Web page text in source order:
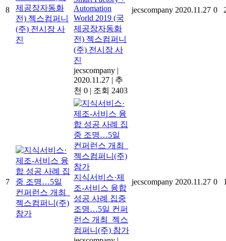
8
Automation
World 2019 (국
제공장자동화
전) 젝스컴퍼니
(주) 전시장 사
진
jecscompany |
2020.11.27 | 추
천 0 | 조회 2403
jecscompany 2020.11.27 0
7
지식서비스·제
조-서비스 융합
성공 사례 집중
조명…5일 컨퍼
런스 개최_젝스
컴퍼니(주) 참가
jecscompany 2020.11.27 0